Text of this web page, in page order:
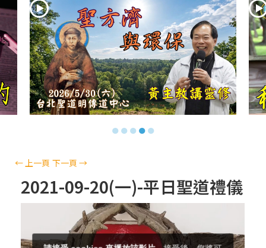
【信仰之旅】第十五集：「入門聖事」—錢
玲珠 老師
【信仰之旅】第十四集：「天主十誡(下)」
—金毓瑋 神父
【信仰之旅】第十三集：「天主十誡(上)」
—金毓瑋 神父
【信仰之旅】第十二集：「聖母、聖人」—
【信仰之旅】第十一集：「教 會」(推廣片)
●●●●●
← 上一頁 下一頁→
2021-09-20(一)-平日聖道禮儀